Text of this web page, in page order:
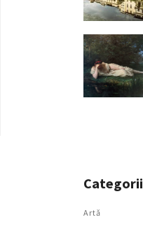
Categorii
Artǎ